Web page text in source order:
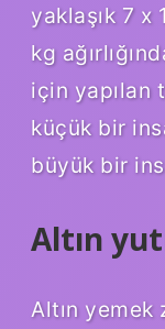
yaklaşık 7 x
kg
için yapılan
küçük bir
büyük bir
Altın
Altın yemek